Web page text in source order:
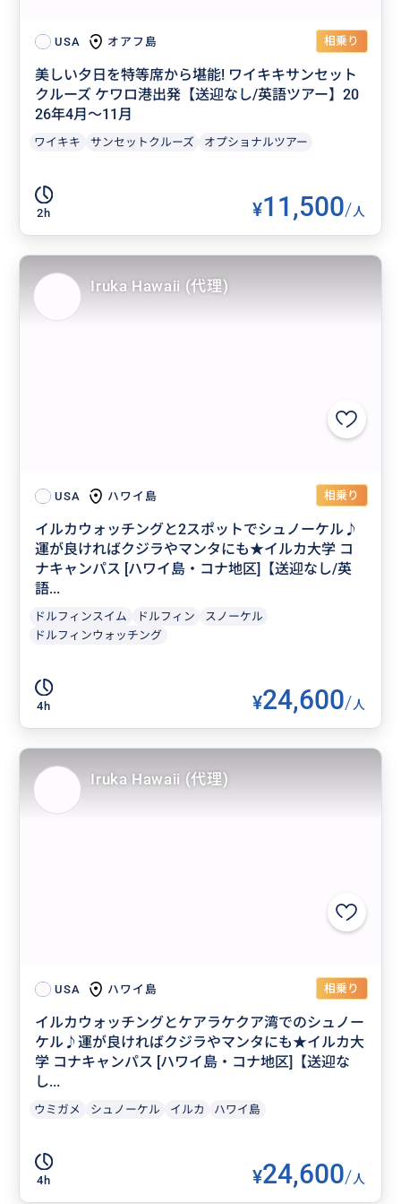
USA オアフ島 相乗り
美しい夕日を特等席から堪能! ワイキキサンセット
クルーズ ケワロ港出発【送迎なし/英語ツアー】20
26年4月〜11月
ワイキキ サンセットクルーズ オプショナルツアー
2h ¥11,500/人
USA ハワイ島 相乗り
イルカウォッチングと2スポットでシュノーケル♪
運が良ければクジラやマンタにも★イルカ大学 コ
ナキャンパス [ハワイ島・コナ地区]【送迎なし/英
語...
ドルフィンスイム ドルフィン
スノーケル
ドルフィンウォッチング
4h ¥24,600/人
Iruka Hawaii (代理)
USA ハワイ島 相乗り
イルカウォッチングとケアラケクア湾でのシュノー
ケル♪運が良ければクジラやマンタにも★イルカ大
学 コナキャンパス [ハワイ島・コナ地区]【送迎な
し...
ウミガメ シュノーケル イルカ ハワイ島
4h ¥24,600/人
Iruka Hawaii (代理)